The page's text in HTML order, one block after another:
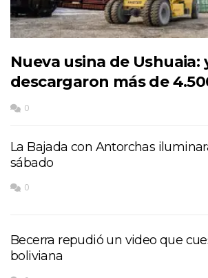
Nueva usina de Ushuaia:
descargaron más de
0
La Bajada con Antorchas
sábado
0
Becerra repudió un video que
boliviana